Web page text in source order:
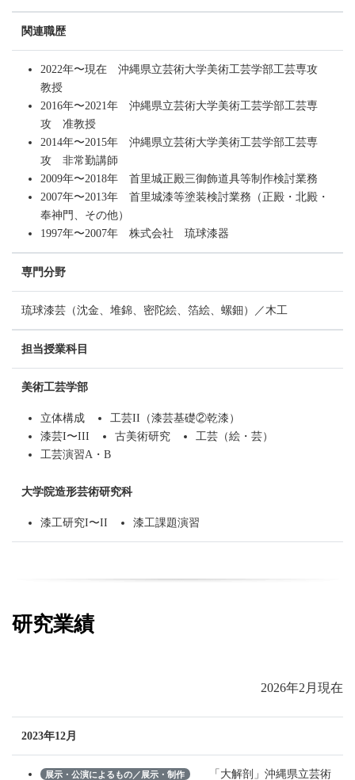
関連職歴
2022年〜現在 沖縄県立芸術大学美術工芸学部工芸専攻
教授
2016年〜2021年 沖縄県立芸術大学美術工芸学部工芸専
攻 准教授
2014年〜2015年 沖縄県立芸術大学美術工芸学部工芸専
攻 非常勤講師
2009年〜2018年 首里城正殿三御飾道具等制作検討業務
2007年〜2013年 首里城漆等塗装検討業務（正殿・北殿・
奉神門、その他）
1997年〜2007年 株式会社 琉球漆器
専門分野
琉球漆芸（沈金、堆錦、密陀絵、箔絵、螺鈿）／木工
担当授業科目
美術工芸学部
立体構成
工芸II（漆芸基礎②乾漆）
漆芸I〜III
古美術研究
工芸（絵・芸）
工芸演習A・B
大学院造形芸術研究科
漆工研究I〜II 漆工課題演習
研究業績
2026年2月現在
2023年12月
展示・公演によるもの／展示・制作 「大解剖」沖縄県立芸術